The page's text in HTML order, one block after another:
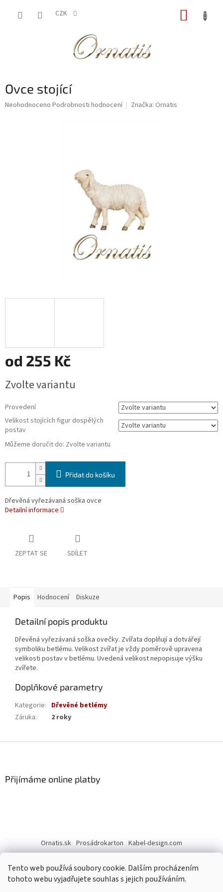
Tento web používá soubory cookie. Dalším procházením
tohoto webu vyjadřujete souhlas s jejich používáním.
CZK
Ovce stojící
Průměrné
Neohodnoceno Podrobnosti hodnocení Značka: Ornatis
od 255 Kč
cena:
Zvolte variantu
Provedení
Velikost stojících figur dospělých
postav
Můžeme doručit do: Zvolte variantu
Přidat do košíku
Dřevěná vyřezávaná soška ovce
Detailní informace
ZEPTAT SE SDÍLET
Popis Hodnocení Diskuze
Detailní popis produktu
Dřevěná vyřezávaná soška ovečky. Zvířata doplňují a dotvářejí
symboliku betlému. Velikost zvířat je vždy poměrově upravena
velikosti postav v betlému. Uvedená velikost nepopisuje výšku
zvířete.
Doplňkové parametry
Kategorie: Dřevěné betlémy
Záruka: 2 roky
Přijímáme online platby
Ornatis.sk Prosádrokarton Kabel-design.com